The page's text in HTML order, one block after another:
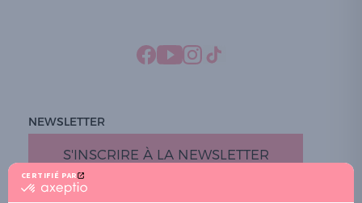
CERTIFIÉ PAR
certifié
NEWSLETTER
S'INSCRIRE À LA NEWSLETTER